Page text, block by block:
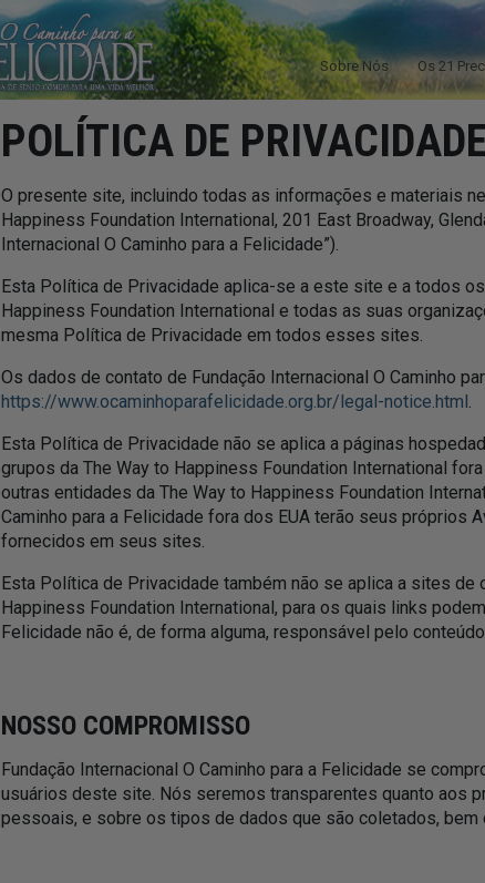
Sobre Nós Os 21
POLÍTICA DE
O presente site, incluindo todas as informações e materiais
Happiness Foundation International, 201 East Broadway,
Internacional O Caminho para a Felicidade”).
Esta Política de Privacidade aplica-se a este site e a todos
Happiness Foundation International e todas as suas
mesma Política de Privacidade em todos esses sites.
Os dados de contato de Fundação Internacional O Caminho
https://www.ocaminhoparafelicidade.org.br/legal-notice.html.
Esta Política de Privacidade não se aplica a páginas
grupos da The Way to Happiness Foundation International
outras entidades da The Way to Happiness Foundation
Caminho para a Felicidade fora dos EUA terão seus
fornecidos em seus sites.
Esta Política de Privacidade também não se aplica a sites de
Happiness Foundation International, para os quais links
Felicidade não é, de forma alguma, responsável pelo
NOSSO COMPROMISSO
Fundação Internacional O Caminho para a Felicidade se
usuários deste site. Nós seremos transparentes quanto aos
pessoais, e sobre os tipos de dados que são coletados, bem